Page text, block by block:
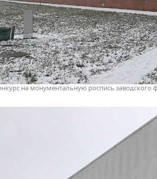
на монументальную роспись заводского